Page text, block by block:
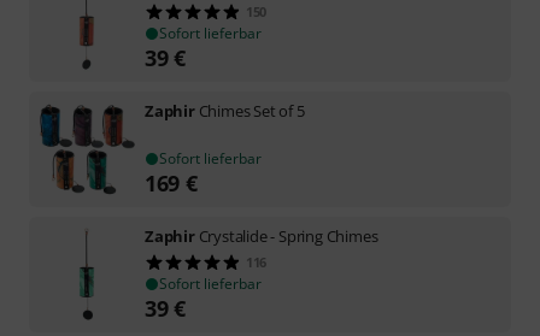
150
Sofort lieferbar
39€
Zaphir Chimes Set of 5
Sofort lieferbar
169 €
Zaphir Crystalide - Spring Chimes
116
Sofort lieferbar
39€